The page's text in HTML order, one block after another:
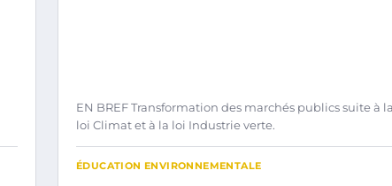
EN BREF Transformation des marchés publics suite à
loi Climat et à la loi Industrie verte.
ÉDUCATION ENVIRONNEMENTALE